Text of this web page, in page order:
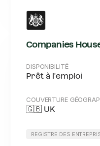
Companies
DISPONIBILITÉ
Prêt à l'emploi
COUVERTURE
🇬🇧 UK
REGISTRE DES